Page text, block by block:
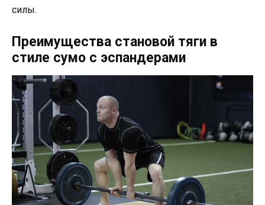
силы.
Преимущества становой тяги в
стиле сумо с эспандерами